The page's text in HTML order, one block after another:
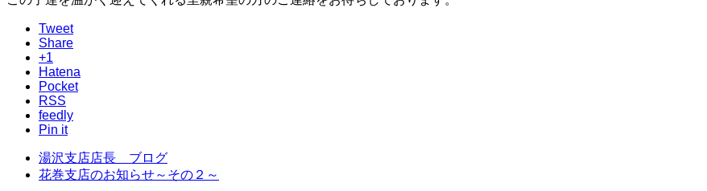
Tweet
Share
+1
Hatena
Pocket
RSS
feedly
Pin it
湯沢支店店長 ブログ
花巻支店のお知らせ～その２～